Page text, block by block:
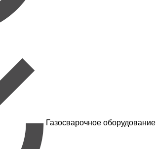
Газосварочное оборудование